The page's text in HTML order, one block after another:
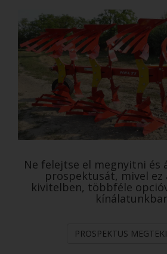
Ne felejtse el megnyitni és
prospektusát, mivel ez
kivitelben, többféle
PROSPEKTUS